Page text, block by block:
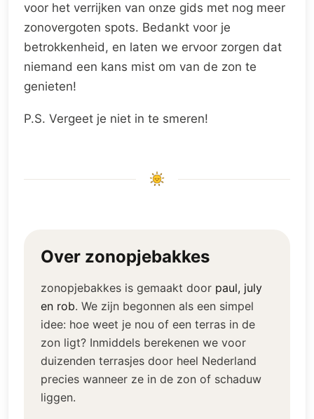
voor het verrijken van onze gids met nog meer
zonovergoten spots. Bedankt voor je
betrokkenheid, en laten we ervoor zorgen dat
niemand een kans mist om van de zon te
genieten!
P.S. Vergeet je niet in te smeren!
Over zonopjebakkes
zonopjebakkes is gemaakt door paul, july
en rob. We zijn begonnen als een simpel
idee: hoe weet je nou of een terras in de
zon ligt? Inmiddels berekenen we voor
duizenden terrasjes door heel Nederland
precies wanneer ze in de zon of schaduw
liggen.